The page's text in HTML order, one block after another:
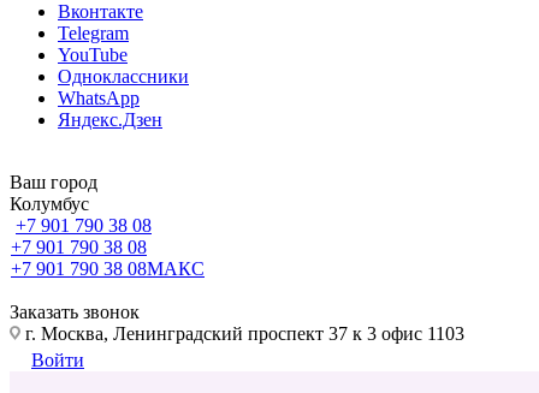
Вконтакте
Telegram
YouTube
Одноклассники
WhatsApp
Яндекс.Дзен
Ваш город
Колумбус
+7 901 790 38 08
+7 901 790 38 08
+7 901 790 38 08МАКС
Заказать звонок
г. Москва, Ленинградский проспект 37 к 3 офис 1103
Войти